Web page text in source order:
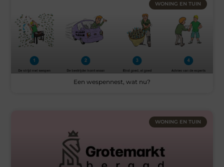
WONING EN TUIN
Een wespennest, wat nu?
WONING EN TUIN